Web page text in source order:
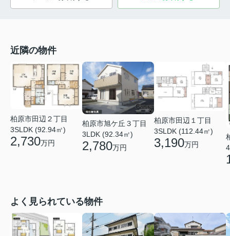
近隣の物件
柏原市田辺２丁目
3SLDK (92.94㎡)
2,730万円
柏原市旭ケ丘３丁目
3LDK (92.34㎡)
2,780万円
柏原市田辺１丁目
3SLDK (112.44㎡)
3,190万円
よく見られている物件